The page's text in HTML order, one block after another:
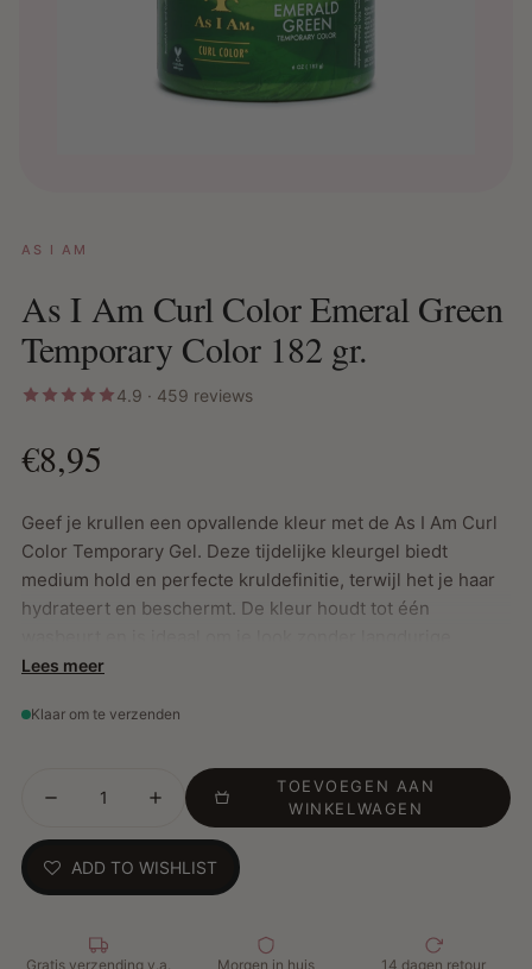
AS I AM
As I Am Curl Color Emeral Green
Temporary Color 182 gr.
4.9 · 459 reviews
€8,95
Geef je krullen een opvallende kleur met de As I Am Curl
Color Temporary Gel. Deze tijdelijke kleurgel biedt
medium hold en perfecte kruldefinitie, terwijl het je haar
hydrateert en beschermt. De kleur houdt tot één
verplichting te veranderen. Verrijkt met ceramiden en
helpt het vocht vast te houden, terwijl het zorgt voor een
Belangrijkste Kenmerken:
Ceramiden: Helpen vocht vast te houden, versterken
het haar en bevorderen elasticiteit
Jamaicaanse black castorolie: Hydrateert, verdikt en
beschermt het haar, voegt glans toe
Lees meer
Klaar om te verzenden
TOEVOEGEN AAN
WINKELWAGEN
ADD TO WISHLIST
Gratis verzending v.a.
Morgen in huis 14 dagen retour